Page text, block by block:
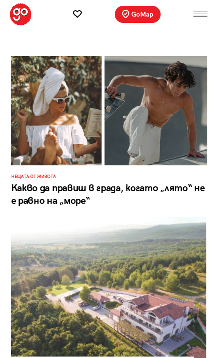
GoMap
НЕЩАТА ОТ ЖИВОТА
Какво да правиш в града, когато „лято“ не
е равно на „море“